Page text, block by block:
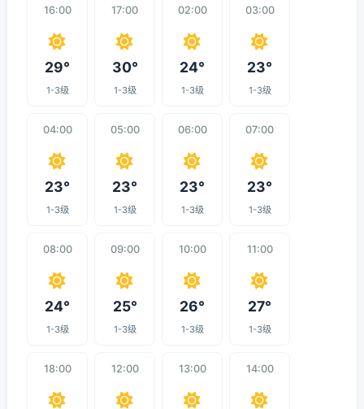
16:00
29°
1-3级
17:00
30°
1-3级
02:00
24°
1-3级
03:00
23°
1-3级
04:00
23°
1-3级
05:00
23°
1-3级
06:00
23°
1-3级
07:00
23°
1-3级
08:00
24°
1-3级
09:00
25°
1-3级
10:00
26°
1-3级
11:00
27°
1-3级
18:00 12:00 13:00 14:00